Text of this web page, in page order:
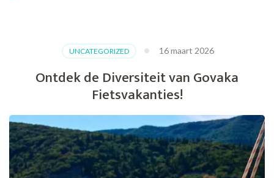
Eigen
Fietsvakanties
UNCATEGORIZED 16 maart 2026
Ontdek de Diversiteit van Govaka
Fietsvakanties!